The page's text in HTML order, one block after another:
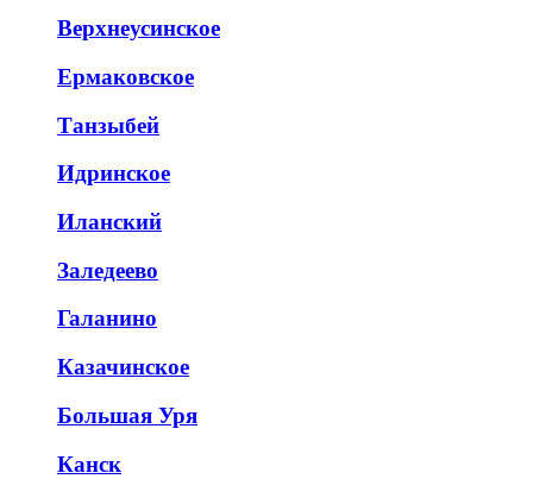
Верхнеусинское
Ермаковское
Танзыбей
Идринское
Иланский
Заледеево
Галанино
Казачинское
Большая Уря
Канск